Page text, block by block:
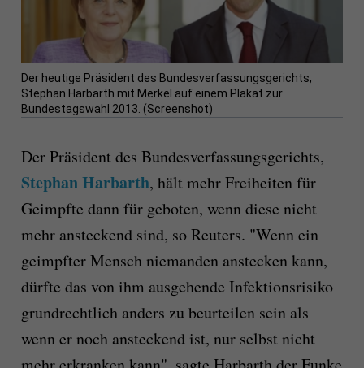
Der heutige Präsident des Bundesverfassungsgerichts,
Stephan Harbarth mit Merkel auf einem Plakat zur
Bundestagswahl 2013. (Screenshot)
Der Präsident des Bundesverfassungsgerichts,
Stephan Harbarth, hält mehr Freiheiten für
Geimpfte dann für geboten, wenn diese nicht
mehr ansteckend sind, so Reuters. "Wenn ein
geimpfter Mensch niemanden anstecken kann,
dürfte das von ihm ausgehende Infektionsrisiko
grundrechtlich anders zu beurteilen sein als
wenn er noch ansteckend ist, nur selbst nicht